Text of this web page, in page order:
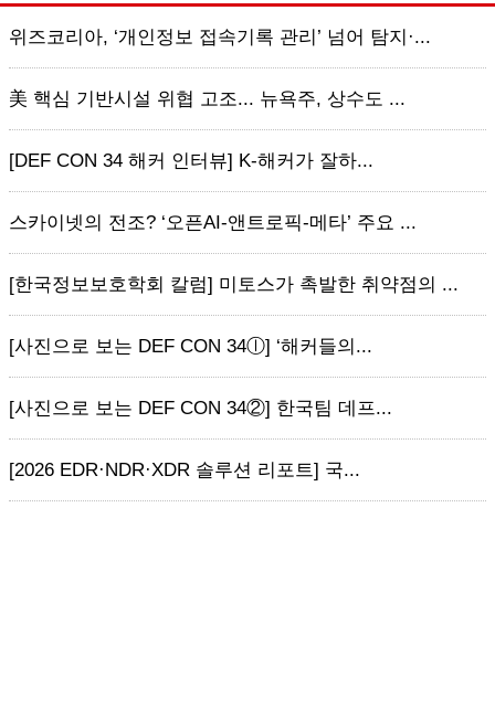
위즈코리아, ‘개인정보 접속기록 관리’ 넘어 탐지·...
美 핵심 기반시설 위협 고조... 뉴욕주, 상수도 ...
[DEF CON 34 해커 인터뷰] K-해커가 잘하...
스카이넷의 전조? ‘오픈AI-앤트로픽-메타’ 주요 ...
[한국정보보호학회 칼럼] 미토스가 촉발한 취약점의 ...
[사진으로 보는 DEF CON 34ⓛ] ‘해커들의...
[사진으로 보는 DEF CON 34②] 한국팀 데프...
[2026 EDR·NDR·XDR 솔루션 리포트] 국...